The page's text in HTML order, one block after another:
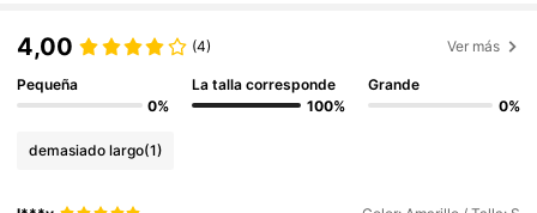
368K Seguidores
4,74
4,00 (4) Ver más
Pequeña
0%
La talla corresponde
100%
Grande
0%
demasiado largo(1)